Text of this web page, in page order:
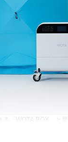
「WOTA BOX」と屋